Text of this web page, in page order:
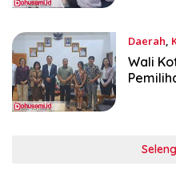
Daerah,
5, 2025
Wali